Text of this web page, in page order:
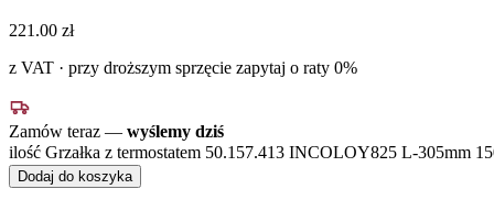
221.00 zł
z VAT · przy droższym sprzęcie zapytaj o raty 0%
Zamów teraz — wyślemy dziś
ilość Grzałka z termostatem 50.157.413 INCOLOY825 L-305mm
Dodaj do koszyka